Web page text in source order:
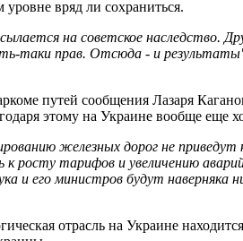
вряд ли сохраниться.
на советское наследство.
таки прав. Отсюда - и
путей сообщения Лазаря
этому на Украине вообще еще
железных дорог не приведут
росту тарифов и увеличению
и его министров будут наверняка
отрасль на Украине